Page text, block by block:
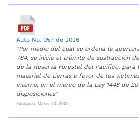
Auto No. 057 de 2026
"Por medio del cual se ordena la
784, se inicia el trámite de sustracción
de la Reserva Forestal del Pacífico,
material de tierras a favor de las
interno, en el marco de la Ley 1448 de
disposiciones"
Publicado: Marzo 30, 2026